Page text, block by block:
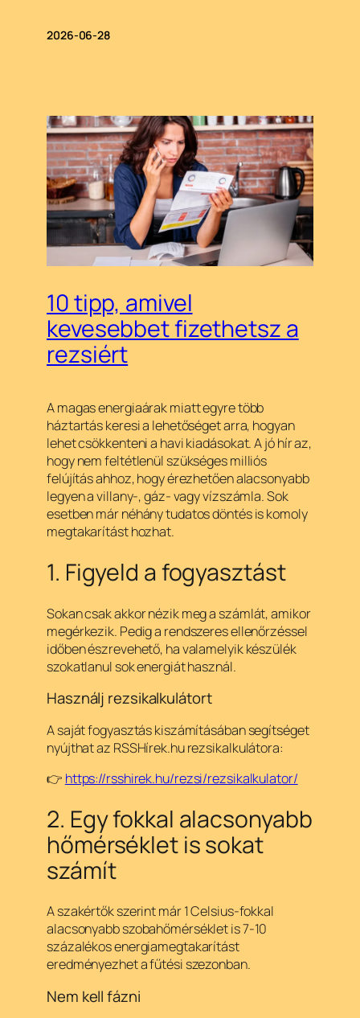
2026-06-28
10 tipp, amivel
kevesebbet fizethetsz a
rezsiért
A magas energiaárak miatt egyre több
háztartás keresi a lehetőséget arra, hogyan
lehet csökkenteni a havi kiadásokat. A jó hír az,
hogy nem feltétlenül szükséges milliós
felújítás ahhoz, hogy érezhetően alacsonyabb
legyen a villany-, gáz- vagy vízszámla. Sok
esetben már néhány tudatos döntés is komoly
megtakarítást hozhat.
1. Figyeld a fogyasztást
Sokan csak akkor nézik meg a számlát, amikor
megérkezik. Pedig a rendszeres ellenőrzéssel
időben észrevehető, ha valamelyik készülék
szokatlanul sok energiát használ.
Használj rezsikalkulátort
A saját fogyasztás kiszámításában segítséget
nyújthat az RSSHírek.hu rezsikalkulátora:
👉 https://rsshirek.hu/rezsi/rezsikalkulator/
2. Egy fokkal alacsonyabb
hőmérséklet is sokat
számít
A szakértők szerint már 1 Celsius-fokkal
alacsonyabb szobahőmérséklet is 7-10
százalékos energiamegtakarítást
eredményezhet a fűtési szezonban.
Nem kell fázni